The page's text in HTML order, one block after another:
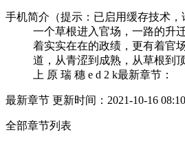
手机简介（提示：已启用缓存技术，
一个草根进入官场，一路的升
着实实在在的政绩，更有着官
道，从青涩到成熟，从草根到
上 原 瑞 穗 e d 2 k最新章节：
最新章节 更新时间：2021-10-16
全部章节列表